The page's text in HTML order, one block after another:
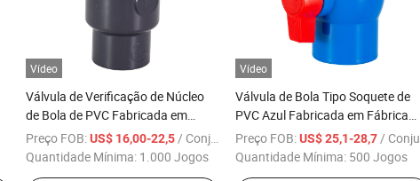
Vídeo
Válvula de Verificação de Núcleo
de Bola de PVC Fabricada em
Fábrica DN100
Preço FOB:US$ 16,00-22,5/ Conjunto
Quantidade Mínima: 1.000 Jogos
Vídeo
Válvula de Bola Tipo Soquete de
PVC Azul Fabricada em Fábrica
para Tratamento de Água 160mm
Preço FOB:US$ 25,1-28,7/ Conjunto
Quantidade Mínima: 500 Jogos